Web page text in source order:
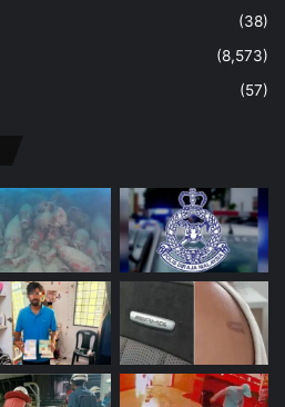
(38)
(8,573)
(57)